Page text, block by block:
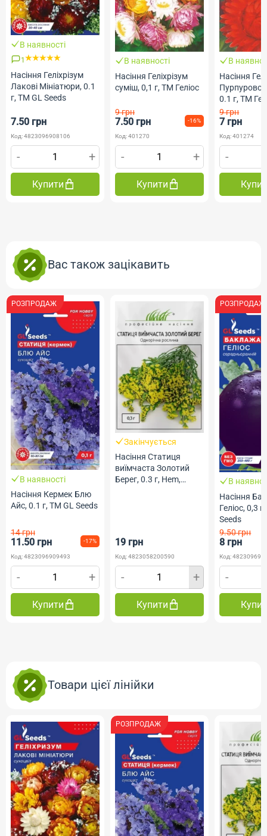
В наявності
1
Насіння Геліхрізум
Лакові Мініатюри, 0.1
г, ТМ GL Seeds
7.50 грн
Код: 4823096908106
- +
Купити
В наявності
Насіння Геліхрізум
суміш, 0,1 г, ТМ Геліос
9 грн
7.50 грн -16%
Код: 401270
- +
Купити
В
Насіння
Пурпурово-
0.1 г, ТМ
9 грн
7 грн
Код: 401274
-
Вас також зацікавить
РОЗПРОДАЖ
В наявності
Насіння Кермек Блю
Айс, 0.1 г, ТМ GL Seeds
14 грн
11.50 грн -17%
Код: 4823096909493
- +
Купити
Закінчується
Насіння Статиця
виїмчаста Золотий
Берег, 0.3 г, Hem,
19 грн
Код: 4823058200590
- +
Купити
РОЗПРОДАЖ
В
Насіння
Геліос, 0,3
Seeds
9.50 грн
8 грн
Код:
-
Товари цієї лінійки
РОЗПРОДАЖ